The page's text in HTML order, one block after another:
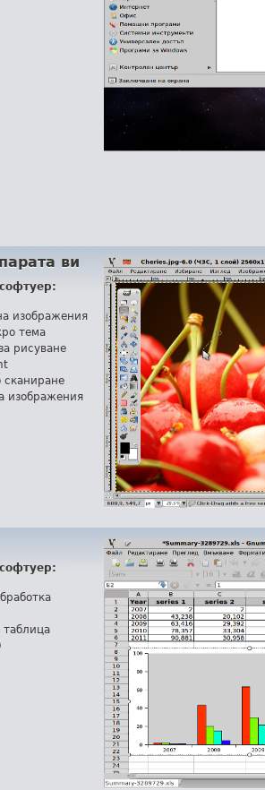
ви
изображения
тема
рисуване
сканиране
изображения
таблица